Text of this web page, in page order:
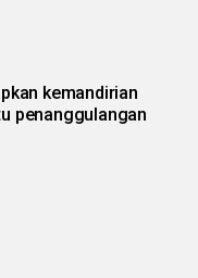
kemandirian
penanggulangan